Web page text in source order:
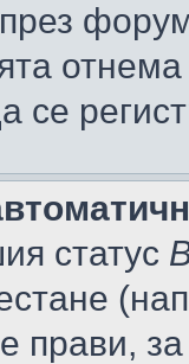
се
статус
прави,